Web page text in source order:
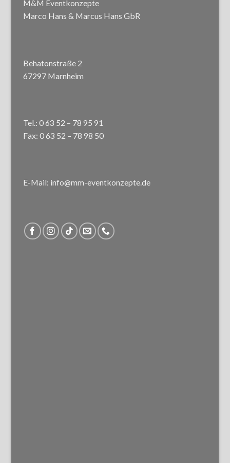
M&M Eventkonzepte
Marco Hans & Marcus Hans GbR
Behatonstraße 2
67297 Marnheim
Tel.: 0 63 52 – 78 95 91
Fax: 0 63 52 – 78 98 50
E-Mail: info@mm-eventkonzepte.de